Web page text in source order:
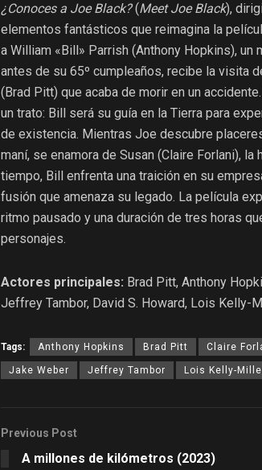
¿Conoces a Joe Black?(Meet Joe Black),
elementos fantásticos que reimagina la
a William «Bill» Parrish (Anthony Hopkins),
antes de su 65º cumpleaños, recibe la visita
(Brad Pitt) que acaba de morir en un
un trato: Bill será su guía en la Tierra para
de existencia. Mientras Joe descubre
maní, se enamora de Susan (Claire Forlani),
tiempo, Bill enfrenta una traición en su
fusión que amenaza su legado. La película
ritmo pausado y una duración de tres horas
personajes.
Actores principales: Brad Pitt, Anthony
Jeffrey Tambor, David S. Howard, Lois Kelly-
Tags: Anthony Hopkins Brad Pitt Claire
Jake Weber Jeffrey Tambor Lois Kelly-
Previous Post
A millones de kilómetros (2023)